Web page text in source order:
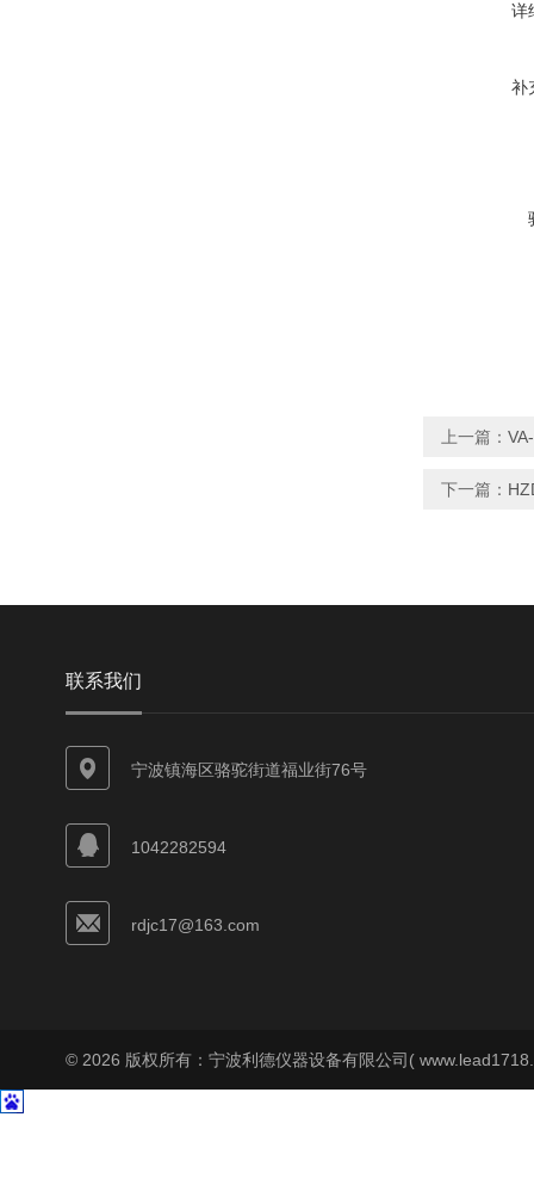
详
补
上一篇：
下一篇：
联系我们
宁波镇海区骆驼街道福业街76号
1042282594
rdjc17@163.com
© 2026 版权所有：宁波利德仪器设备有限公司(